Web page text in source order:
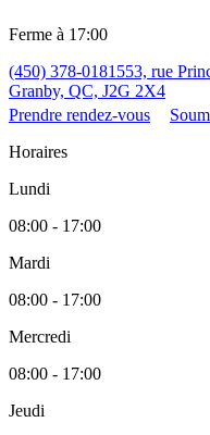
Ferme à 17:00
(450) 378-0181 553, rue
Granby, QC, J2G 2X4
Prendre rendez-vous
Horaires
Lundi
08:00 - 17:00
Mardi
08:00 - 17:00
Mercredi
08:00 - 17:00
Jeudi